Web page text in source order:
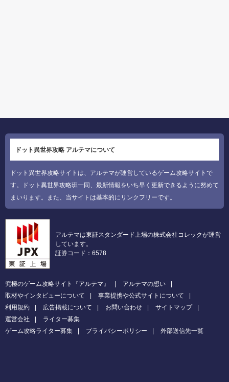
ドット異世界攻略 アルテマについて
ドット異世界攻略サイトは、アルテマが運営しているゲーム攻略サイトで
す。ドット異世界攻略班一同、最新情報をいち早く更新できるように努めて
まいります。また、当サイトは基本的にリンクフリーです。
アルテマは東証スタンダード上場の株式会社コレックが運営
しています。
証券コード：6578
究極のゲーム攻略サイト『アルテマ』
アルテマの想い
取材やインタビューについて
事業提携や公式サイトについて
利用規約
広告掲載について お問い合わせ
サイトマップ
運営会社
ライター募集
ゲーム攻略ライター募集
プライバシーポリシー 外部送信先一覧